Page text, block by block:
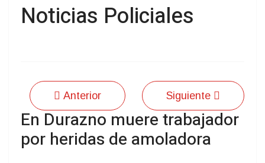
Noticias Policiales
Anterior Siguiente
En Durazno muere trabajador
por heridas de amoladora